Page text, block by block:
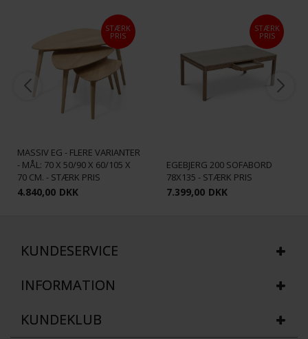
STÆRK
PRIS
MASSIV EG - FLERE VARIANTER
- MÅL: 70 X 50/90 X 60/105 X
70 CM. - STÆRK PRIS
4.840,00 DKK
STÆRK
PRIS
EGEBJERG 200 SOFABORD
78X135 - STÆRK PRIS
7.399,00 DKK
KUNDESERVICE
INFORMATION
KUNDEKLUB